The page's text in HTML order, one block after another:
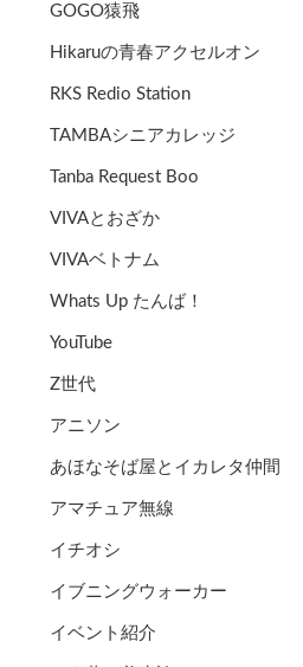
GOGO猿飛
Hikaruの青春アクセルオン
RKS Redio Station
TAMBAシニアカレッジ
Tanba Request Boo
VIVAとおざか
VIVAベトナム
Whats Up たんば！
YouTube
Z世代
アニソン
あほなそば屋とイカレタ仲間
アマチュア無線
イチオシ
イブニングウォーカー
イベント紹介